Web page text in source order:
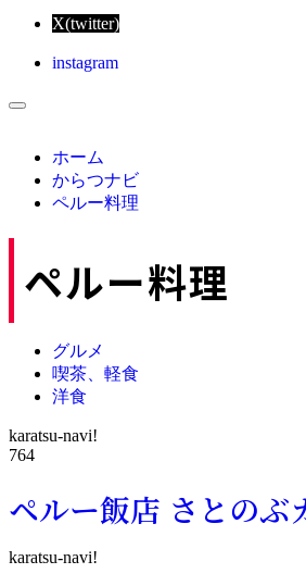
X(twitter)
instagram
ホーム
からつナビ
ペルー料理
ペルー料理
グルメ
喫茶、軽食
洋食
karatsu-navi!
764
ペルー飯店 さとのぶ
karatsu-navi!